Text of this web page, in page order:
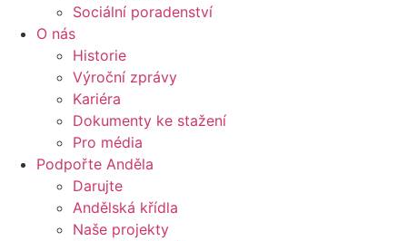
Sociální poradenství
O nás
Historie
Výroční zprávy
Kariéra
Dokumenty ke stažení
Pro média
Podpořte Anděla
Darujte
Andělská křídla
Naše projekty